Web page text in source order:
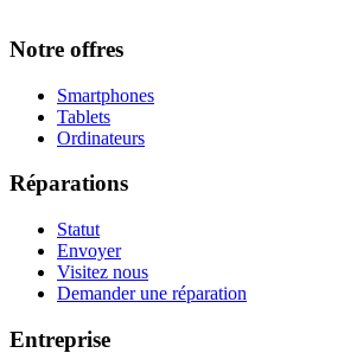
Notre offres
Smartphones
Tablets
Ordinateurs
Réparations
Statut
Envoyer
Visitez nous
Demander une réparation
Entreprise